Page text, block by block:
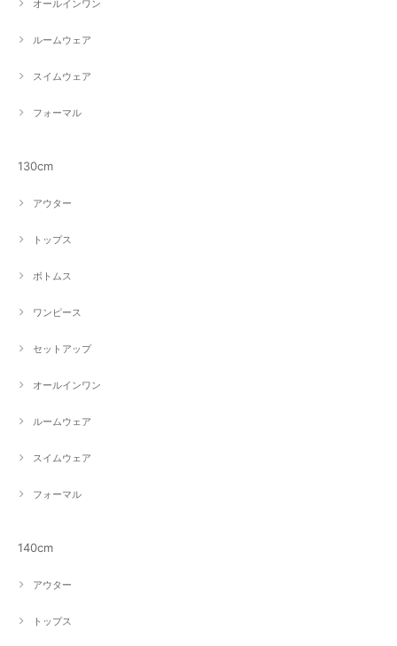
オールインワン
ルームウェア
スイムウェア
フォーマル
130cm
アウター
トップス
ボトムス
ワンピース
セットアップ
オールインワン
ルームウェア
スイムウェア
フォーマル
140cm
アウター
トップス